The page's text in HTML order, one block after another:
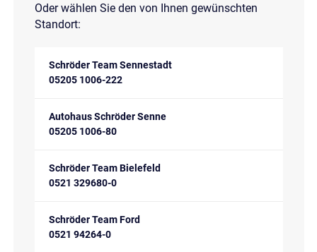
Oder wählen Sie den von Ihnen gewünschten
Standort:
Schröder Team Sennestadt
05205 1006-222
Autohaus Schröder Senne
05205 1006-80
Schröder Team Bielefeld
0521 329680-0
Schröder Team Ford
0521 94264-0